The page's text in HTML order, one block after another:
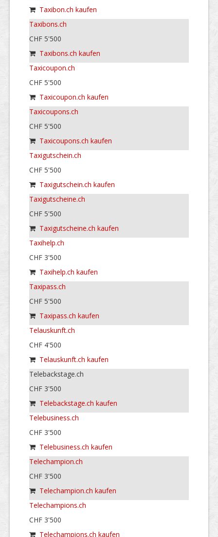
Taxibon.ch kaufen
Taxibons.ch
CHF 5'500
Taxibons.ch kaufen
Taxicoupon.ch
CHF 5'500
Taxicoupon.ch kaufen
Taxicoupons.ch
CHF 5'500
Taxicoupons.ch kaufen
Taxigutschein.ch
CHF 5'500
Taxigutschein.ch kaufen
Taxigutscheine.ch
CHF 5'500
Taxigutscheine.ch kaufen
Taxihelp.ch
CHF 3'500
Taxihelp.ch kaufen
Taxipass.ch
CHF 5'500
Taxipass.ch kaufen
Telauskunft.ch
CHF 4'500
Telauskunft.ch kaufen
Telebackstage.ch
CHF 3'500
Telebackstage.ch kaufen
Telebusiness.ch
CHF 3'500
Telebusiness.ch kaufen
Telechampion.ch
CHF 3'500
Telechampion.ch kaufen
Telechampions.ch
CHF 3'500
Telechampions.ch kaufen